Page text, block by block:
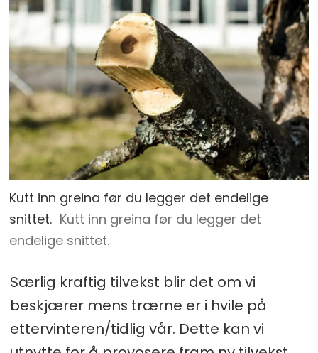
Kutt inn greina før du legger det endelige
snittet. Kutt inn greina før du legger det
endelige snittet.
Særlig kraftig tilvekst blir det om vi
beskjærer mens trærne er i hvile på
ettervinteren/tidlig vår. Dette kan vi